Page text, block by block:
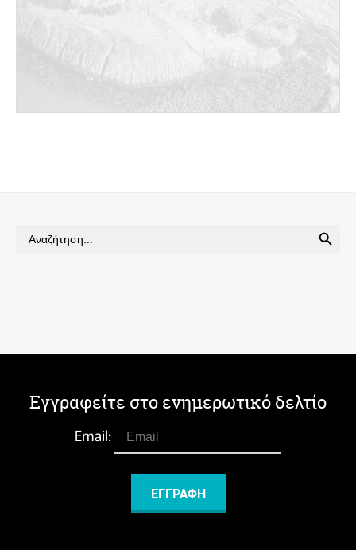
Search
for:
Εγγραφείτε στο ενημερωτικό δελτίο
Email: